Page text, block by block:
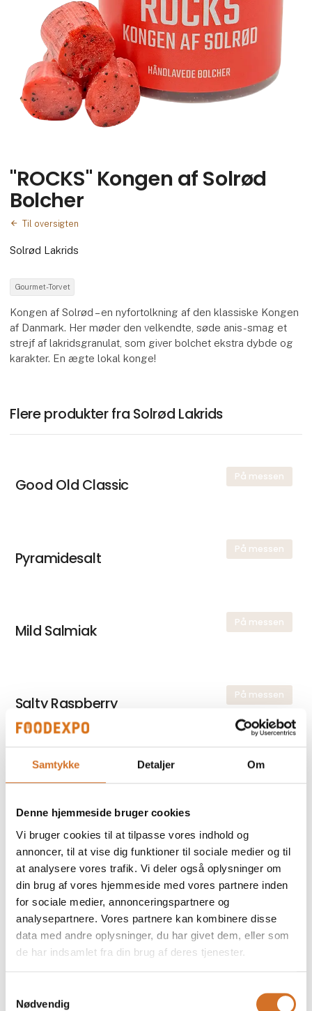
Samtykke Detaljer Om
Denne hjemmeside bruger cookies
Vi bruger cookies til at tilpasse vores indhold og
annoncer, til at vise dig funktioner til sociale medier og til
at analysere vores trafik. Vi deler også oplysninger om
din brug af vores hjemmeside med vores partnere inden
for sociale medier, annonceringspartnere og
analysepartnere. Vores partnere kan kombinere disse
data med andre oplysninger, du har givet dem, eller som
de har indsamlet fra din brug af deres tjenester.
Nødvendig
"ROCKS" Kongen af Solrød
Bolcher
Til oversigten
Solrød Lakrids
Gourmet-Torvet
Kongen af Solrød – en nyfortolkning af den klassiske Kongen
af Danmark. Her møder den velkendte, søde anis-smag et
strejf af lakridsgranulat, som giver bolchet ekstra dybde og
karakter. En ægte lokal konge!
Flere produkter fra Solrød Lakrids
På messen
Good Old Classic
På messen
Pyramidesalt
På messen
Mild Salmiak
På messen
Salty Raspberry
På messen
Hot Cayenne
På messen
Gylden Plade
Foodexpo
Produktet er medbragt på messen